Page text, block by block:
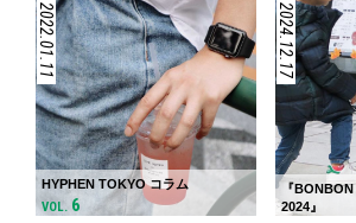
2022.01.11
HYPHEN TOKYO コラム
VOL. 6
2024.12.17
『
2024』